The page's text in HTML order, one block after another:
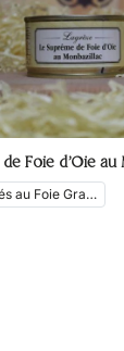
Spécialités au Foie Gras, Les Tradi', Plats Cuisinés